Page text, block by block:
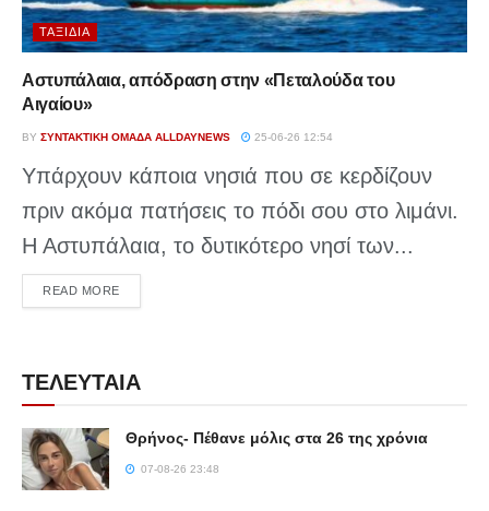
ΤΑΞΊΔΙΑ
Αστυπάλαια, απόδραση στην «Πεταλούδα του
Αιγαίου»
BY ΣΥΝΤΑΚΤΙΚΉ ΟΜΆΔΑ ALLDAYNEWS 25-06-26 12:54
Υπάρχουν κάποια νησιά που σε κερδίζουν
πριν ακόμα πατήσεις το πόδι σου στο λιμάνι.
Η Αστυπάλαια, το δυτικότερο νησί των...
READ MOREDETAILS
ΤΕΛΕΥΤΑΙΑ
Θρήνος- Πέθανε μόλις στα 26 της χρόνια
07-08-26 23:48